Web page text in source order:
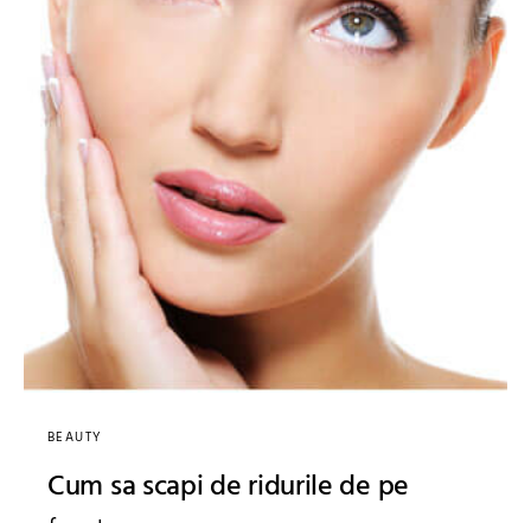
BEAUTY
Cum sa scapi de ridurile de pe